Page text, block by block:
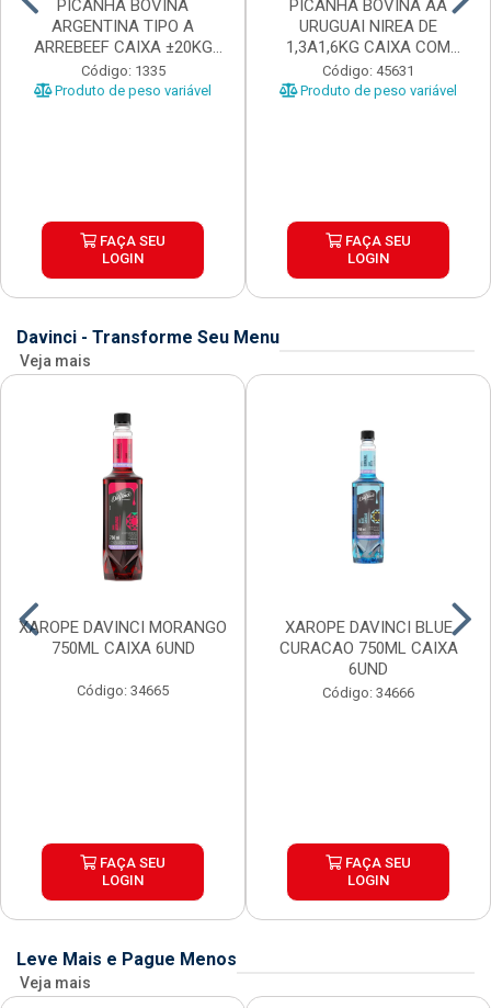
PICANHA BOVINA
ARGENTINA TIPO A
ARREBEEF CAIXA ±20KG
PEÇAS 1...
Código: 1335
Produto de peso variável
FAÇA SEU
LOGIN
PICANHA BOVINA AA
URUGUAI NIREA DE
1,3A1,6KG CAIXA COM
±15KG
Código: 45631
Produto de peso variável
FAÇA SEU
LOGIN
Davinci - Transforme Seu Menu
Veja mais
XAROPE DAVINCI MORANGO
750ML CAIXA 6UND
Código: 34665
FAÇA SEU
LOGIN
XAROPE DAVINCI BLUE
CURACAO 750ML CAIXA
6UND
Código: 34666
FAÇA SEU
LOGIN
Leve Mais e Pague Menos
Veja mais